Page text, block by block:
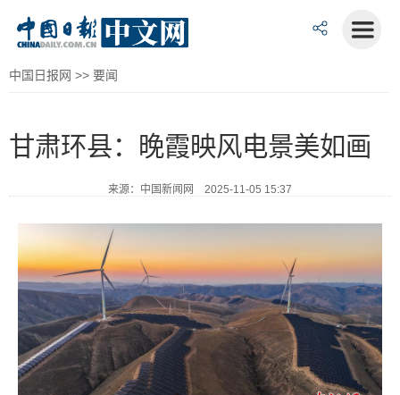
中国日报网 >> 要闻
甘肃环县：晚霞映风电景美如画
来源：中国新闻网 2025-11-05 15:37